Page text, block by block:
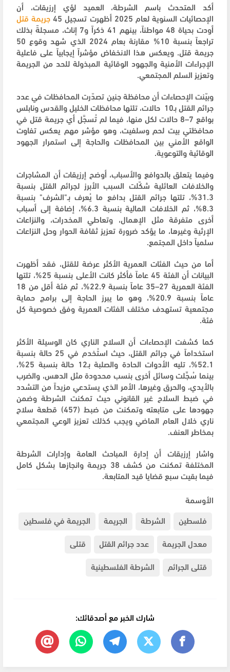
أكد المتحدث باسم الشرطة، العميد لؤي إرزيقات، أن
الإحصائيات السنوية لعام 2025 أظهرت تسجيل 45
جريمة قتل
أودت بحياة 48 مواطناً، بينهم 41 ذكراً و7 إناث، مسجلةً بذلك
تراجعاً بنسبة 10% مقارنة بعام 2024 الذي شهد وقوع 50
جريمة قتل. ويعكس هذا الانخفاض مؤشراً إيجابياً على فاعلية
الإجراءات الأمنية والجهود الوقائية المبذولة للحد من الجريمة
وتعزيز السلم المجتمعي.
وبيّنت الإحصاءات أن محافظة جنين تصدّرت المحافظات في عدد
جرائم القتل بـ10 حالات، تلتها محافظات الخليل والقدس ونابلس
بواقع 7–8 حالات لكل منها، فيما لم تُسجَّل أي جريمة قتل في
محافظتي بيت لحم وسلفيت، وهو مؤشر مهم يعكس تفاوت
الواقع الأمني بين المحافظات والحاجة إلى استمرار الجهود
الوقائية والتوعوية.
وفيما يتعلق بالدوافع والأسباب، أوضح إرزيقات أن المشاجرات
والخلافات العائلية شكّلت السبب الأبرز لجرائم القتل بنسبة
31.3%، تلتها جرائم القتل بدافع ما يُعرف بـ"الشرف" بنسبة
8.3%، ثم الخلافات المالية بنسبة 6.3%، إضافة إلى أسباب
أخرى متفرقة مثل الإهمال، وتعاطي المخدرات، والنزاعات
الإرثية وغيرها، ما يؤكد ضرورة تعزيز ثقافة الحوار وحل النزاعات
سلمياً داخل المجتمع.
أما من حيث الفئات العمرية الأكثر عرضة للقتل، فقد أظهرت
البيانات أن الفئة 45 عاماً فأكثر كانت الأعلى بنسبة 25%، تلتها
الفئة العمرية 27–35 عاماً بنسبة 22.9%، ثم فئة أقل من 18
عاماً بنسبة 20.9%، وهو ما يبرز الحاجة إلى برامج حماية
مجتمعية تستهدف مختلف الفئات العمرية وفق خصوصية كل
فئة.
كما كشفت الإحصاءات أن السلاح الناري كان الوسيلة الأكثر
استخداماً في جرائم القتل، حيث استُخدم في 25 حالة بنسبة
52.1%، تليه الأدوات الحادة والصلبة بـ12 حالة بنسبة 25%،
بينما سُجِّلت وسائل أخرى بنسب محدودة مثل الدهس، والضرب
بالأيدي، والحرق وغيرها، الأمر الذي يستدعي مزيداً من التشدد
في ضبط السلاح غير القانوني حيث تمكنت الشرطة وضمن
جهودها على متابعته وتمكنت من ضبط (457) قطعة سلاح
ناري خلال العام الماضي ويجب كذلك تعزيز الوعي المجتمعي
بمخاطر العنف.
واشار إرزيقات أن إدارة المباحث العامة وإدارات الشرطة
المختلفة تمكنت من كشف 38 جريمة وانجازها بشكل كامل
فيما بقيت سبع قضايا قيد المتابعة.
الأوسمة
فلسطين
الشرطة الجريمة
الجريمة في فلسطين
معدل الجريمة
عدد جرائم القتل
قتلى
قتلى الجرائم
الشرطة الفلسطينية
شارك الخبر مع أصدقائك: